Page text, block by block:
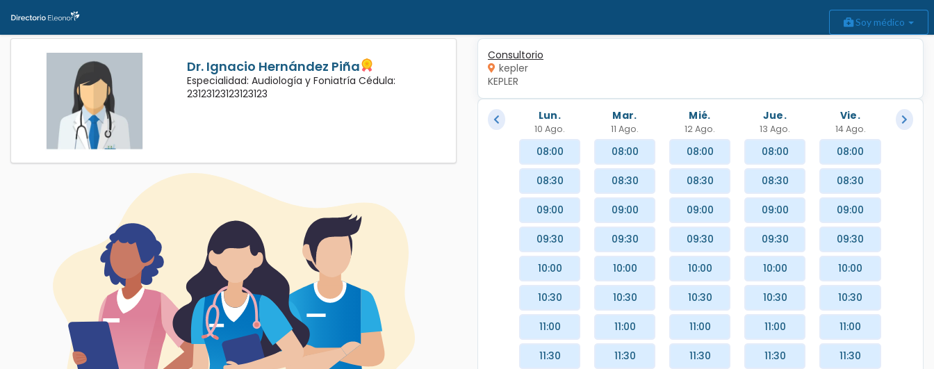
Soy médico
Consultorio
kepler
KEPLER
Lun.
10 Ago.
Mar.
11 Ago.
Mié.
12 Ago.
Jue.
13 Ago.
Vie.
14 Ago.
08:00
08:30
09:00
09:30
10:00
10:30
11:00
11:30
08:00
08:30
09:00
09:30
10:00
10:30
11:00
11:30
08:00
08:30
09:00
09:30
10:00
10:30
11:00
11:30
08:00
08:30
09:00
09:30
10:00
10:30
11:00
11:30
08:00
08:30
09:00
09:30
10:00
10:30
11:00
11:30
Dr. Ignacio Hernández Piña
Especialidad: Audiología y Foniatría Cédula:
23123123123123123